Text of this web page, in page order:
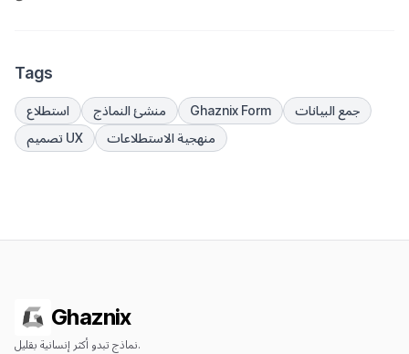
Tags
استطلاع منشئ النماذج Ghaznix Form
جمع البيانات
تصميم UX
منهجية الاستطلاعات
Ghaznix
نماذج تبدو أكثر إنسانية بقليل.